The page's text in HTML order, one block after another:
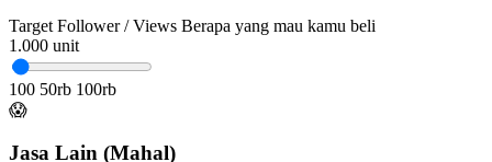
Target Follower / Views Berapa yang mau kamu beli
1.000 unit
100 50rb 100rb
😱
Jasa Lain (Mahal)